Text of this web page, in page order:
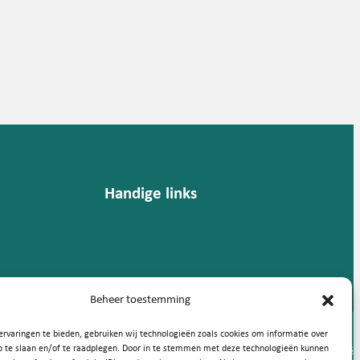
Beheer toestemming
te bieden, gebruiken wij technologieën zoals cookies om informatie over
te slaan en/of te raadplegen. Door in te stemmen met deze technologieën kunnen
Handige links
Privacy statementCookies